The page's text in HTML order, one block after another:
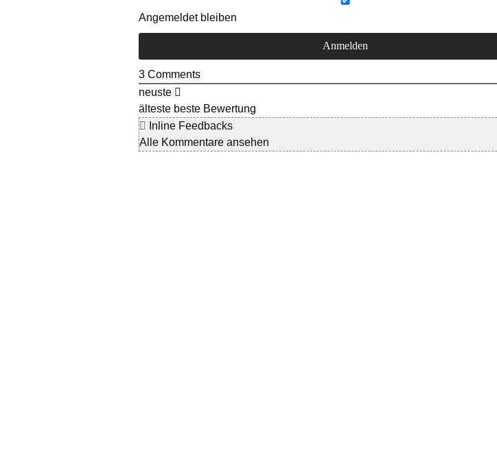
Angemeldet bleiben
3 Comments
neuste
älteste beste Bewertung
Inline Feedbacks
Alle Kommentare ansehen